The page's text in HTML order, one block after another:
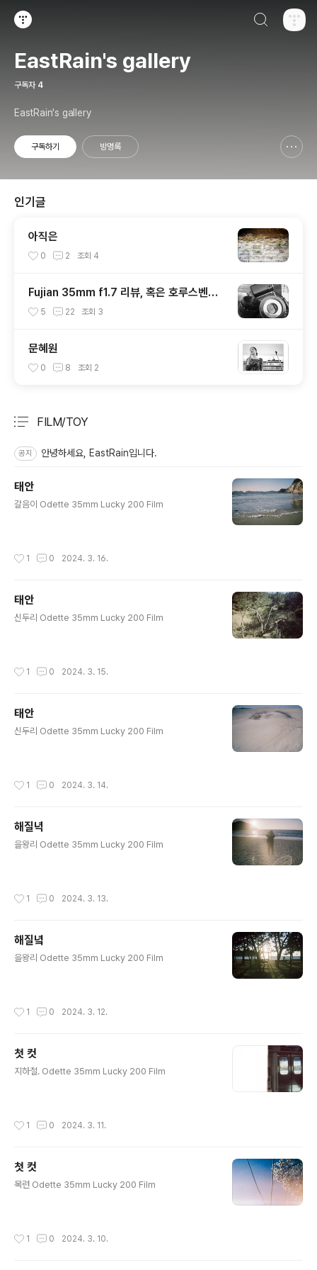
EastRain's gallery
구독자 4
EastRain's gallery
구독하기 방명록
인기글
아직은
0 2 조회 4
Fujian 35mm f1.7 리뷰, 혹은 호루스벤누
35mm f1.7 리뷰
5 22 조회 3
문혜원
0 8 조회 2
FILM/TOY
공지 안녕하세요, EastRain입니다.
태안
갈음이 Odette 35mm Lucky 200 Film
1 0 2024. 3. 16.
태안
신두리 Odette 35mm Lucky 200 Film
1 0 2024. 3. 15.
태안
신두리 Odette 35mm Lucky 200 Film
1 0 2024. 3. 14.
해질녁
을왕리 Odette 35mm Lucky 200 Film
1 0 2024. 3. 13.
해질녘
을왕리 Odette 35mm Lucky 200 Film
1 0 2024. 3. 12.
첫 컷
지하철. Odette 35mm Lucky 200 Film
1 0 2024. 3. 11.
첫 컷
목련 Odette 35mm Lucky 200 Film
1 0 2024. 3. 10.